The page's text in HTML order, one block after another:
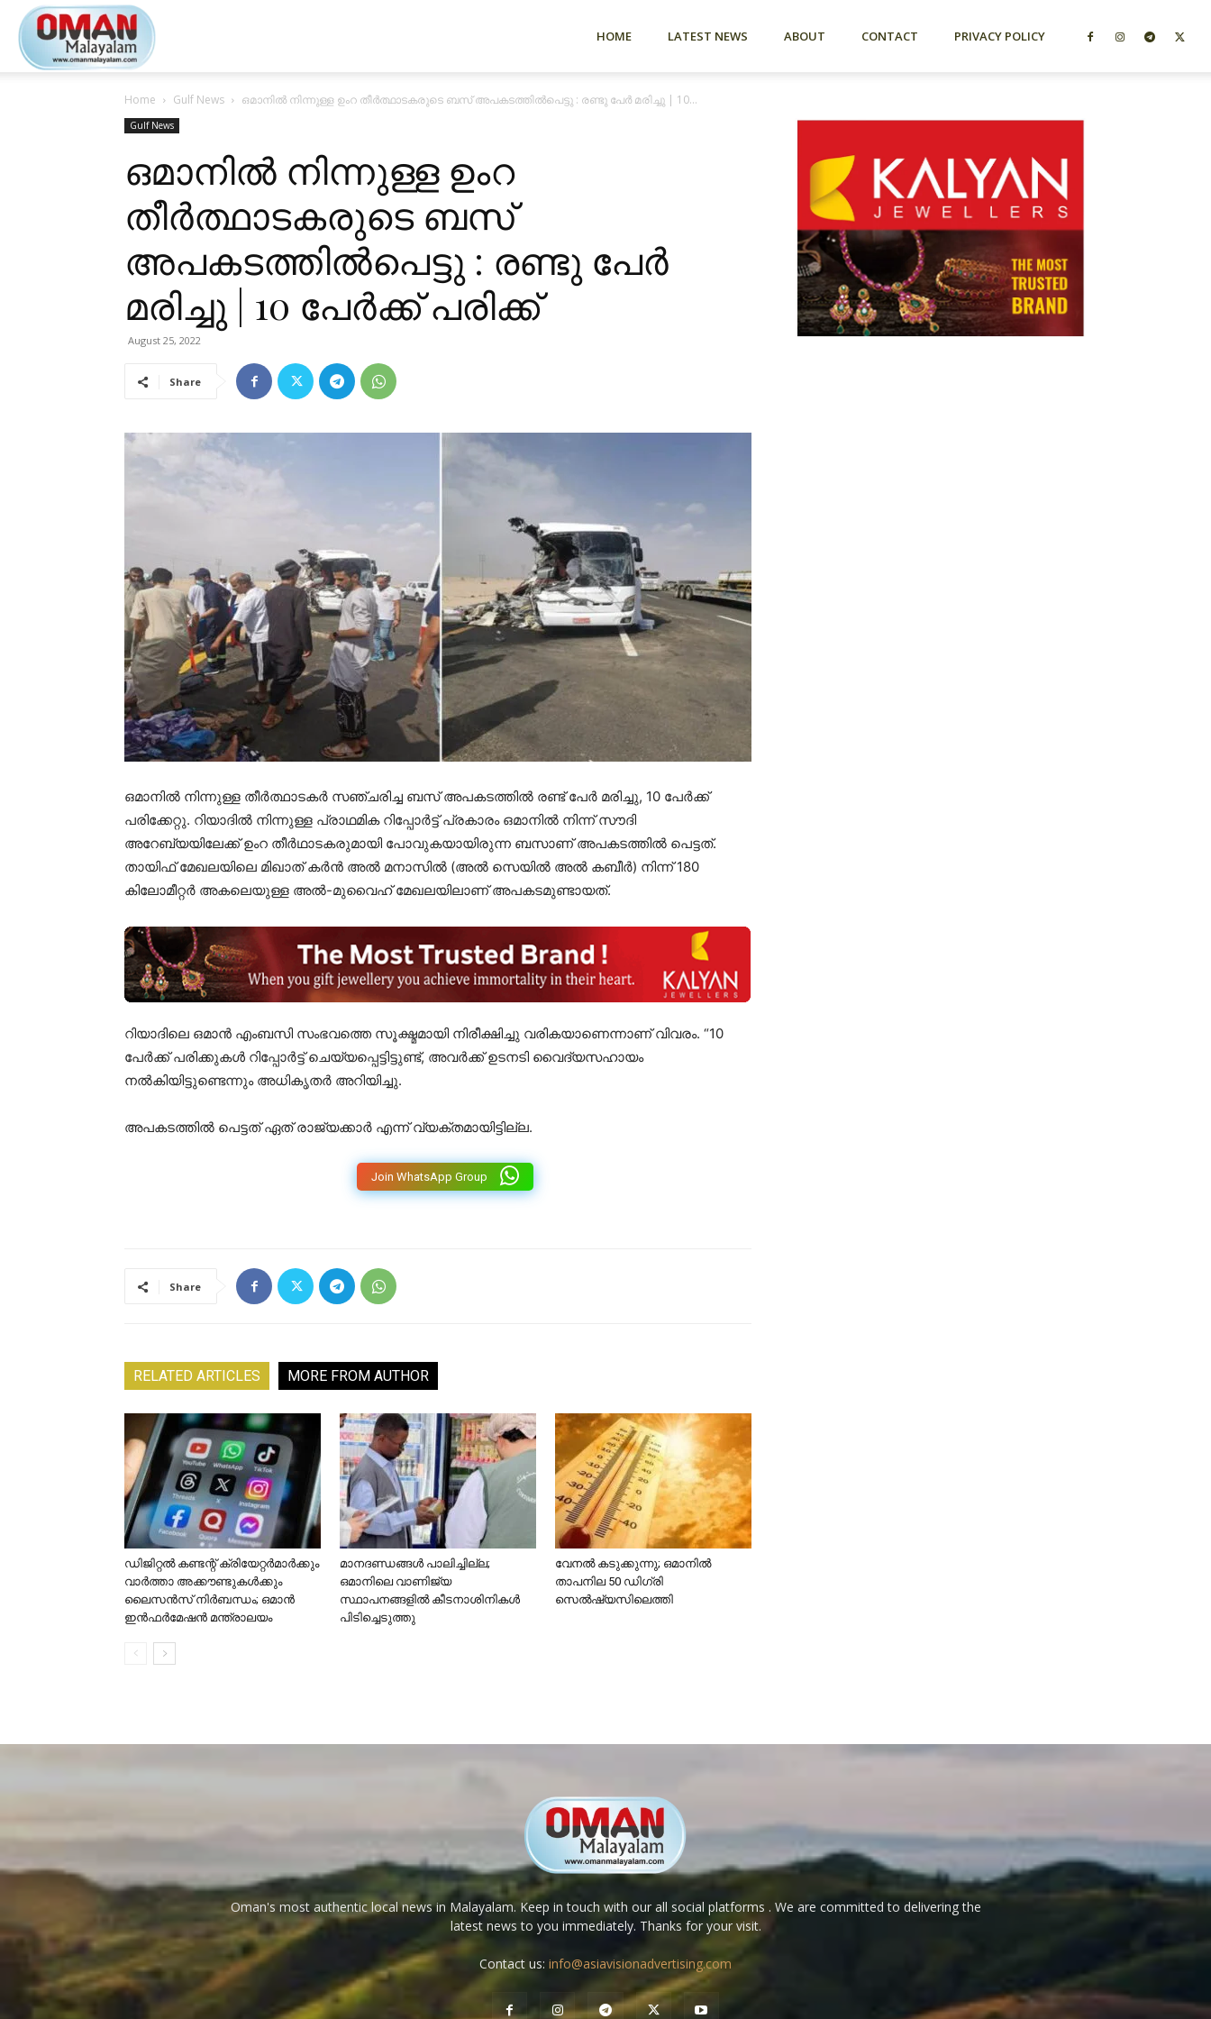
Malayalam
HOME LATEST NEWS ABOUT CONTACT PRIVACY POLICY
Home Gulf News ഒമാനിൽ നിന്നുള്ള ഉംറ തീർത്ഥാടകരുടെ ബസ് അപകടത്തിൽപെട്ടു : രണ്ടു പേർ മരിച്ചു | 10...
Gulf News
ഒമാനിൽ നിന്നുള്ള ഉംറ
തീർത്ഥാടകരുടെ ബസ്
അപകടത്തിൽപെട്ടു : രണ്ടു പേർ
മരിച്ചു | 10 പേർക്ക് പരിക്ക്
August 25, 2022
Share
ഒമാനിൽ നിന്നുള്ള തീർത്ഥാടകർ സഞ്ചരിച്ച ബസ് അപകടത്തിൽ രണ്ട് പേർ മരിച്ചു, 10 പേർക്ക്
പരിക്കേറ്റു. റിയാദിൽ നിന്നുള്ള പ്രാഥമിക റിപ്പോർട്ട് പ്രകാരം ഒമാനിൽ നിന്ന് സൗദി
അറേബ്യയിലേക്ക് ഉംറ തീർഥാടകരുമായി പോവുകയായിരുന്ന ബസാണ് അപകടത്തിൽ പെട്ടത്.
തായിഫ് മേഖലയിലെ മിഖാത് കർൻ അൽ മനാസിൽ (അൽ സെയിൽ അൽ കബീർ) നിന്ന് 180
കിലോമീറ്റർ അകലെയുള്ള അൽ-മുവൈഹ് മേഖലയിലാണ് അപകടമുണ്ടായത്.
റിയാദിലെ ഒമാൻ എംബസി സംഭവത്തെ സൂക്ഷ്മമായി നിരീക്ഷിച്ചു വരികയാണെന്നാണ് വിവരം. “10
പേർക്ക് പരിക്കുകൾ റിപ്പോർട്ട് ചെയ്യപ്പെട്ടിട്ടുണ്ട്, അവർക്ക് ഉടനടി വൈദ്യസഹായം
നൽകിയിട്ടുണ്ടെന്നും അധികൃതർ അറിയിച്ചു.
അപകടത്തിൽ പെട്ടത് ഏത് രാജ്യക്കാർ എന്ന് വ്യക്തമായിട്ടില്ല.
Join WhatsApp Group
Share
RELATED ARTICLES MORE FROM AUTHOR
ഡിജിറ്റൽ കണ്ടന്റ് ക്രിയേറ്റർമാർക്കും
വാർത്താ അക്കൗണ്ടുകൾക്കും
ലൈസൻസ് നിർബന്ധം; ഒമാൻ
ഇൻഫർമേഷൻ മന്ത്രാലയം
മാനദണ്ഡങ്ങൾ പാലിച്ചില്ല;
ഒമാനിലെ വാണിജ്യ
സ്ഥാപനങ്ങളിൽ കീടനാശിനികൾ
പിടിച്ചെടുത്തു
വേനൽ കടുക്കുന്നു; ഒമാനിൽ
താപനില 50 ഡിഗ്രി
സെൽഷ്യസിലെത്തി
Oman's most authentic local news in Malayalam. Keep in touch with our all social platforms . We are committed to delivering the
latest news to you immediately. Thanks for your visit.
Contact us: info@asiavisionadvertising.com